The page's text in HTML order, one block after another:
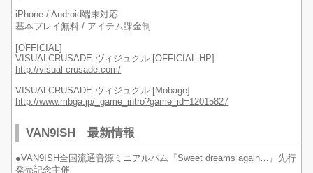
iPhone / Android端末対応
基本プレイ無料 / アイテム課金制
[OFFICIAL]
VISUALCRUSADE-ヴィジュクル-[OFFICIAL HP]
http://visual-crusade.com/
VISUALCRUSADE-ヴィジュクル-[Mobage]
http://www.mbga.jp/_game_intro?game_id=12015827
VAN9ISH 最新情報
●VAN9ISH全国流通音源ミニアルバム『Sweet dreams again…』先行
発売記念主催